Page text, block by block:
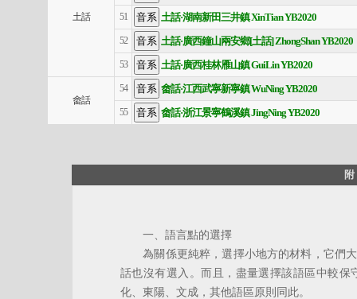
土話 51 土話·湖南新田三井鎮 XinTian YB2020
52 土話·廣西鐘山兩安鄉[土話] ZhongShan YB2020
53 土話·廣西桂林雁山鎮 GuiLin YB2020
畬話
54 畬話·江西武寧新寧鎮 WuNing YB2020
55 畬話·浙江景寧鶴溪鎮 JingNing YB2020
一、語言點的選擇
為關係更純粹，選擇小地方的材料，它們
話也沒有選入。而且，盡量選擇該語區中較
化、東陽、文成，其他語區原則同此。